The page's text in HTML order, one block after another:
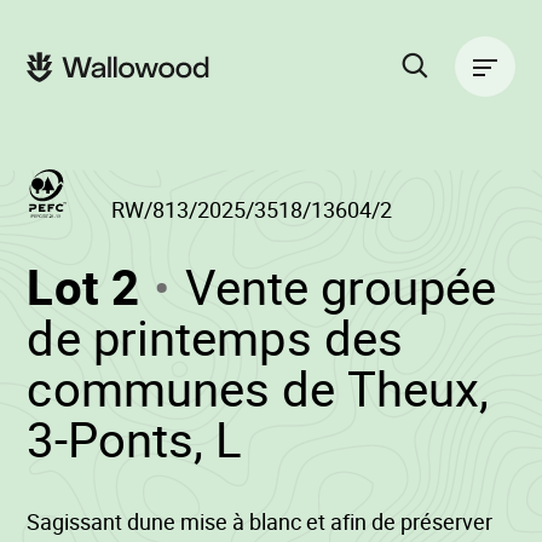
contenu
navigation
principale
Lot 2(RW/813/2025/
-
Vente groupée
de printemps des
communes de Theux,
3-Ponts, L
RW/813/2025/3518/13604/2
Sagissant dune mise à blanc et afin de préserver
principale